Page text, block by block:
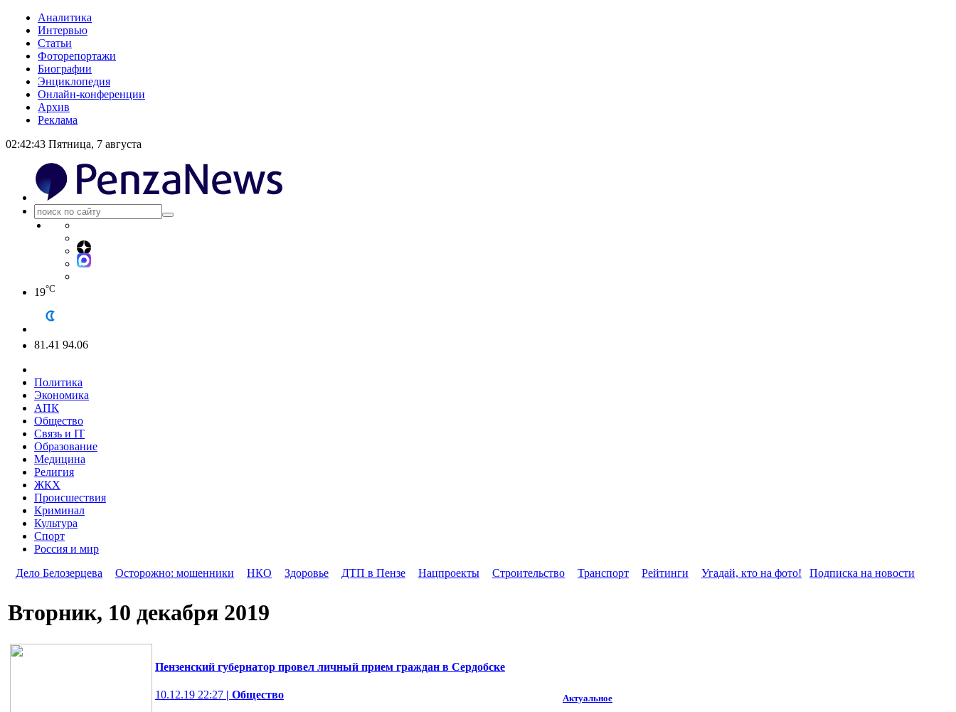
Аналитика
Интервью
Статьи
Фоторепортажи
Биографии
Энциклопедия
Онлайн-конференции
Архив
Реклама
02:42:44 Пятница, 7 августа
19°C
81.41 94.06
Политика
Экономика
АПК
Общество
Связь и IT
Образование
Медицина
Религия
ЖКХ
Происшествия
Криминал
Культура
Спорт
Россия и мир
Дело Белозерцева
Осторожно: мошенники НКО Здоровье ДТП в Пензе Нацпроекты Строительство Транспорт Рейтинги Угадай, кто на фото! Подписка на новости
Вторник, 10 декабря 2019
Пензенский губернатор провел личный прием граждан в Сердобске
10.12.19 22:27 | Общество
Актуальное